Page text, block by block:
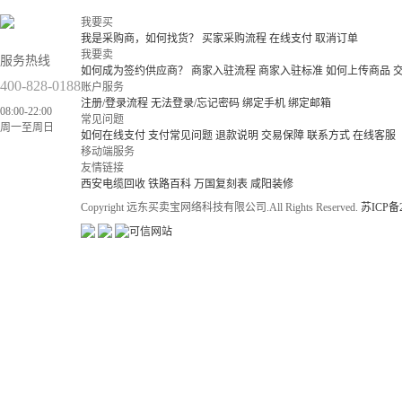
服务热线
400-828-0188
08:00-22:00
周一至周日
我要买
我是采购商，如何找货？
买家采购流程 在线支付 取消订单
我要卖
如何成为签约供应商？
商家入驻流程 商家入驻标准 如何上传商品
账户服务
注册/登录流程 无法登录/忘记密码 绑定手机 绑定邮箱
常见问题
如何在线支付 支付常见问题 退款说明 交易保障 联系方式 在线客服
移动端服务
友情链接
西安电缆回收 铁路百科 万国复刻表 咸阳装修
Copyright 远东买卖宝网络科技有限公司.All Rights Reserved. 苏ICP备